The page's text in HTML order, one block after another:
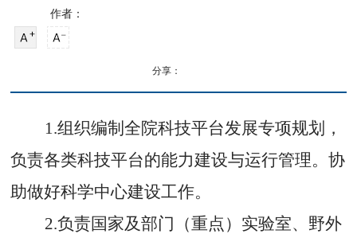
作者：
分享：
1.组织编制全院科技平台发展专项规划，
负责各类科技平台的能力建设与运行管理。协
助做好科学中心建设工作。
2.负责国家及部门（重点）实验室、野外